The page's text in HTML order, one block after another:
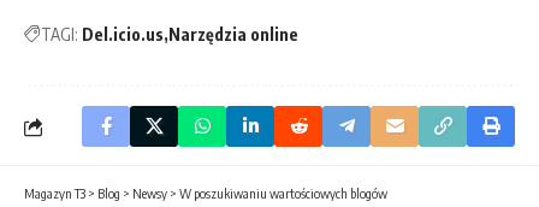
TAGI: Del.icio.us Narzędzia online
Magazyn T3 > Blog > Newsy > W poszukiwaniu wartościowych blogów